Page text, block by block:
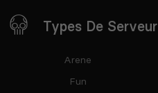
Types De Serveur
Arene
Fun